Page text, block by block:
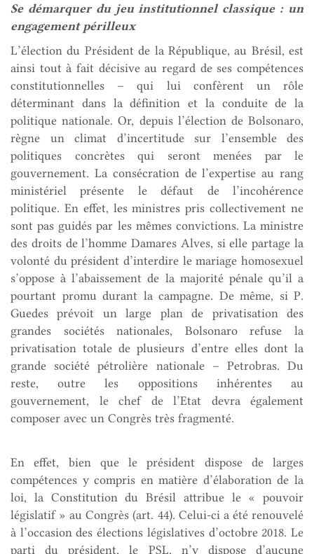
Se démarquer du jeu institutionnel classique : un
engagement périlleux
L’élection du Président de la République, au Brésil, est
ainsi tout à fait décisive au regard de ses compétences
constitutionnelles – qui lui confèrent un rôle
déterminant dans la définition et la conduite de la
politique nationale. Or, depuis l’élection de Bolsonaro,
règne un climat d’incertitude sur l’ensemble des
politiques concrètes qui seront menées par le
gouvernement. La consécration de l’expertise au rang
ministériel présente le défaut de l’incohérence
politique. En effet, les ministres pris collectivement ne
sont pas guidés par les mêmes convictions. La ministre
des droits de l’homme Damares Alves, si elle partage la
volonté du président d’interdire le mariage homosexuel
s’oppose à l’abaissement de la majorité pénale qu’il a
pourtant promu durant la campagne. De même, si P.
Guedes prévoit un large plan de privatisation des
grandes sociétés nationales, Bolsonaro refuse la
privatisation totale de plusieurs d’entre elles dont la
grande société pétrolière nationale – Petrobras. Du
reste, outre les oppositions inhérentes au
gouvernement, le chef de l’Etat devra également
composer avec un Congrès très fragmenté.
En effet, bien que le président dispose de larges
compétences y compris en matière d’élaboration de la
loi, la Constitution du Brésil attribue le « pouvoir
législatif » au Congrès (art. 44). Celui-ci a été renouvelé
à l’occasion des élections législatives d’octobre 2018. Le
parti du président, le PSL, n’y dispose d’aucune